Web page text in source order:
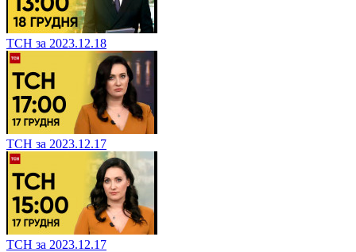
ТСН за 2023.12.18
ТСН за 2023.12.17
ТСН за 2023.12.17